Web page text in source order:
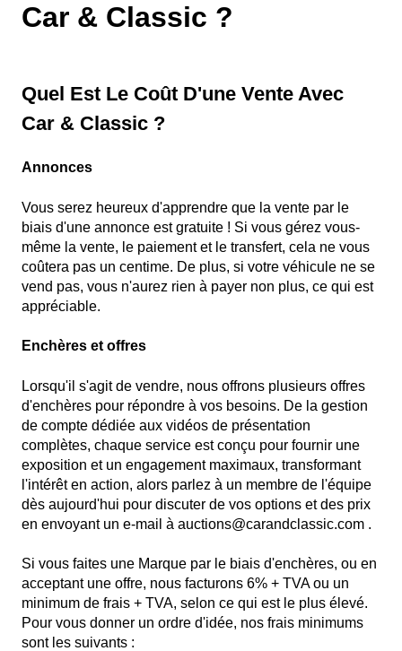
Car & Classic ?
Quel Est Le Coût D'une Vente Avec
Car & Classic ?
Annonces
Vous serez heureux d'apprendre que la vente par le
biais d'une annonce est gratuite ! Si vous gérez vous-
même la vente, le paiement et le transfert, cela ne vous
coûtera pas un centime. De plus, si votre véhicule ne se
vend pas, vous n'aurez rien à payer non plus, ce qui est
appréciable.
Enchères et offres
Lorsqu'il s'agit de vendre, nous offrons plusieurs offres
d'enchères pour répondre à vos besoins. De la gestion
de compte dédiée aux vidéos de présentation
complètes, chaque service est conçu pour fournir une
exposition et un engagement maximaux, transformant
l'intérêt en action, alors parlez à un membre de l'équipe
dès aujourd'hui pour discuter de vos options et des prix
en envoyant un e-mail à auctions@carandclassic.com .
Si vous faites une Marque par le biais d'enchères, ou en
acceptant une offre, nous facturons 6% + TVA ou un
minimum de frais + TVA, selon ce qui est le plus élevé.
Pour vous donner un ordre d'idée, nos frais minimums
sont les suivants :